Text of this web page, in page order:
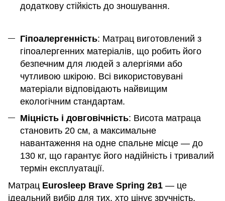
додаткову стійкість до зношування.
Гіпоалергенність: Матрац виготовлений з
гіпоалергенних матеріалів, що робить його
безпечним для людей з алергіями або
чутливою шкірою. Всі використовувані
матеріали відповідають найвищим
екологічним стандартам.
Міцність і довговічність: Висота матраца
становить 20 см, а максимальне
навантаження на одне спальне місце — до
130 кг, що гарантує його надійність і тривалий
термін експлуатації.
Матрац Eurosleep Brave Spring 2в1 — це
ідеальний вибір для тих, хто цінує зручність,